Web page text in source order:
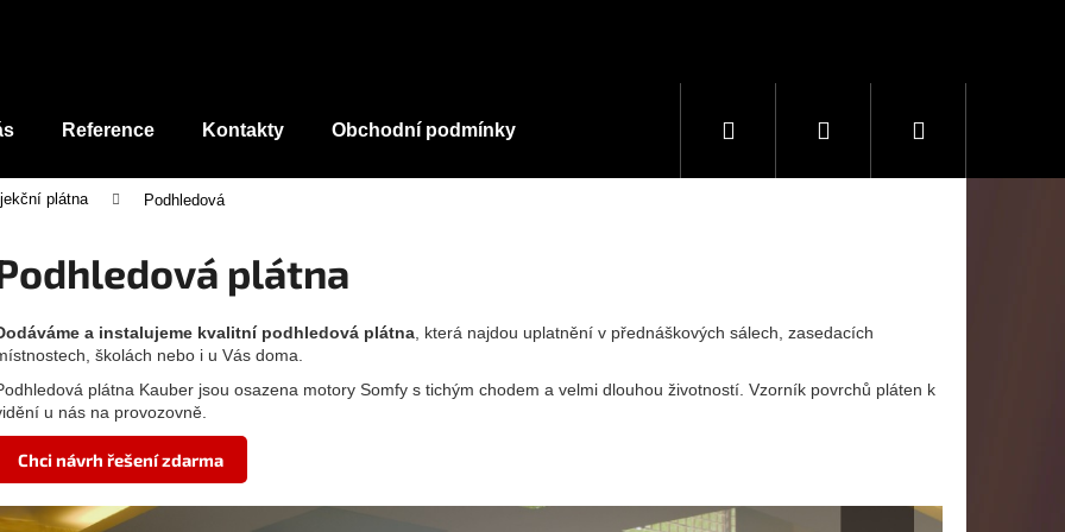
Reference Kontakty Obchodní podmínky Hledat PřihlášeníNákupní
plátna Podhledová
plátna
a instalujeme kvalitní podhledová plátna , která najdou uplatnění v přednáškových sálech, zasedacích
školách nebo i u Vás doma.
plátna Kauber jsou osazena motory Somfy s tichým chodem a velmi dlouhou životností. Vzorník povrchů pláten k
u nás na provozovně.
Chci návrh řešení zdarma
Co potřebujete najít?